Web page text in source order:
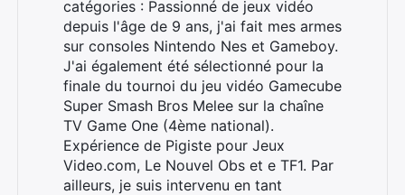
catégories : Passionné de jeux vidéo
depuis l'âge de 9 ans, j'ai fait mes armes
sur consoles Nintendo Nes et Gameboy.
J'ai également été sélectionné pour la
finale du tournoi du jeu vidéo Gamecube
Super Smash Bros Melee sur la chaîne
TV Game One (4ème national).
Expérience de Pigiste pour Jeux
Video.com, Le Nouvel Obs et e TF1. Par
ailleurs, je suis intervenu en tant